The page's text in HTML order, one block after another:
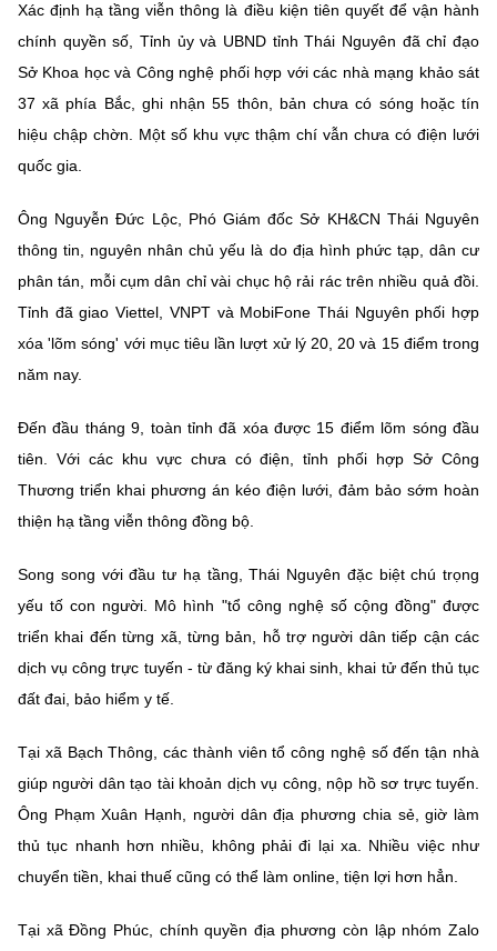
Xác định hạ tầng viễn thông là điều kiện tiên quyết để vận hành
chính quyền số, Tỉnh ủy và UBND tỉnh Thái Nguyên đã chỉ đạo
Sở Khoa học và Công nghệ phối hợp với các nhà mạng khảo sát
37 xã phía Bắc, ghi nhận 55 thôn, bản chưa có sóng hoặc tín
hiệu chập chờn. Một số khu vực thậm chí vẫn chưa có điện lưới
quốc gia.
Ông Nguyễn Đức Lộc, Phó Giám đốc Sở KH&CN Thái Nguyên
thông tin, nguyên nhân chủ yếu là do địa hình phức tạp, dân cư
phân tán, mỗi cụm dân chỉ vài chục hộ rải rác trên nhiều quả đồi.
Tỉnh đã giao Viettel, VNPT và MobiFone Thái Nguyên phối hợp
xóa 'lõm sóng' với mục tiêu lần lượt xử lý 20, 20 và 15 điểm trong
năm nay.
Đến đầu tháng 9, toàn tỉnh đã xóa được 15 điểm lõm sóng đầu
tiên. Với các khu vực chưa có điện, tỉnh phối hợp Sở Công
Thương triển khai phương án kéo điện lưới, đảm bảo sớm hoàn
thiện hạ tầng viễn thông đồng bộ.
Song song với đầu tư hạ tầng, Thái Nguyên đặc biệt chú trọng
yếu tố con người. Mô hình "tổ công nghệ số cộng đồng" được
triển khai đến từng xã, từng bản, hỗ trợ người dân tiếp cận các
dịch vụ công trực tuyến - từ đăng ký khai sinh, khai tử đến thủ tục
đất đai, bảo hiểm y tế.
Tại xã Bạch Thông, các thành viên tổ công nghệ số đến tận nhà
giúp người dân tạo tài khoản dịch vụ công, nộp hồ sơ trực tuyến.
Ông Phạm Xuân Hạnh, người dân địa phương chia sẻ, giờ làm
thủ tục nhanh hơn nhiều, không phải đi lại xa. Nhiều việc như
chuyển tiền, khai thuế cũng có thể làm online, tiện lợi hơn hẳn.
Tại xã Đồng Phúc, chính quyền địa phương còn lập nhóm Zalo